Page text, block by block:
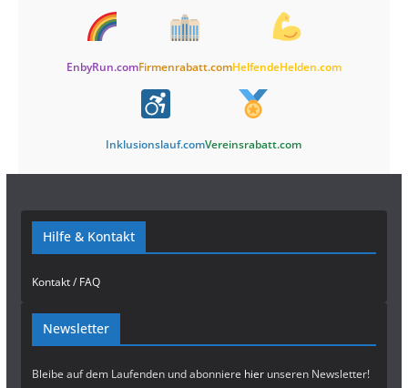
EnbyRun.comFirmenrabatt.comHelfendeHelden.com
Inklusionslauf.comVereinsrabatt.com
Hilfe & Kontakt
Kontakt / FAQ
Newsletter
Bleibe auf dem Laufenden und abonniere hierunseren Newsletter!